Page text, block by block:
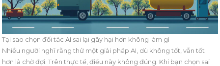
Tại sao chọn đối tác AI sai lại gây hại hơn không làm gì
Nhiều người nghĩ rằng thử một giải pháp AI, dù không tốt, vẫn tốt
hơn là chờ đợi. Trên thực tế, điều này không đúng. Khi bạn chọn sai